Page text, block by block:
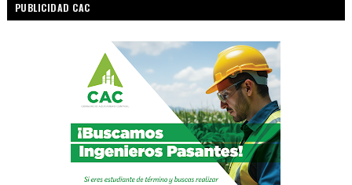
PUBLICIDAD CAC